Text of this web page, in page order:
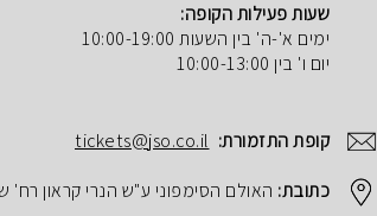
שעות פעילות הקופה:
ימים א'-ה' בין השעות 10:00-19:00
יום ו' בין 10:00-13:00
קופת התזמורת: tickets@jso.co.il
כתובת: האולם הסימפוני ע"ש הנרי קראון רח' שופן 5,